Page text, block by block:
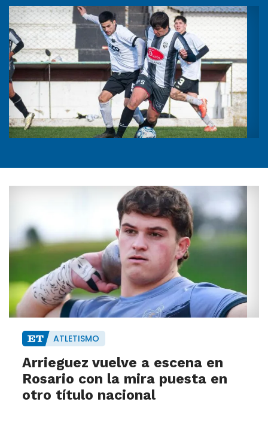
ATLETISMO
Arrieguez vuelve a escena en
Rosario con la mira puesta en
otro título nacional